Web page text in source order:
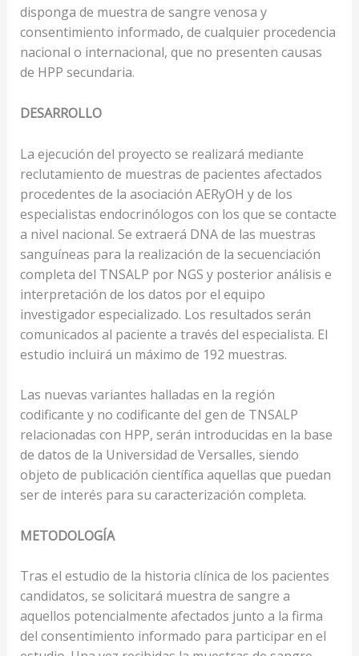
disponga de muestra de sangre venosa y
consentimiento informado, de cualquier procedencia
nacional o internacional, que no presenten causas
de HPP secundaria.
DESARROLLO
La ejecución del proyecto se realizará mediante
reclutamiento de muestras de pacientes afectados
procedentes de la asociación AERyOH y de los
especialistas endocrinólogos con los que se contacte
a nivel nacional. Se extraerá DNA de las muestras
sanguíneas para la realización de la secuenciación
completa del TNSALP por NGS y posterior análisis e
interpretación de los datos por el equipo
investigador especializado. Los resultados serán
comunicados al paciente a través del especialista. El
estudio incluirá un máximo de 192 muestras.
Las nuevas variantes halladas en la región
codificante y no codificante del gen de TNSALP
relacionadas con HPP, serán introducidas en la base
de datos de la Universidad de Versalles, siendo
objeto de publicación científica aquellas que puedan
ser de interés para su caracterización completa.
METODOLOGÍA
Tras el estudio de la historia clínica de los pacientes
candidatos, se solicitará muestra de sangre a
aquellos potencialmente afectados junto a la firma
del consentimiento informado para participar en el